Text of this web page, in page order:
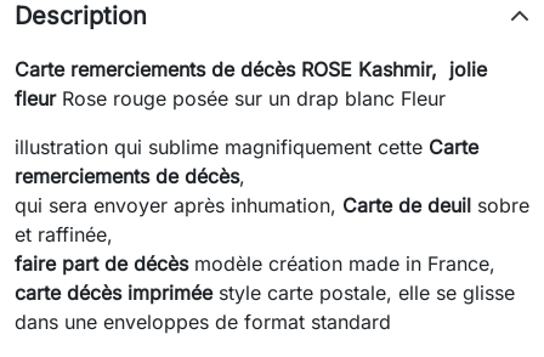
Description
Carte remerciements de décès ROSE Kashmir, jolie
fleur Rose rouge posée sur un drap blanc Fleur
illustration qui sublime magnifiquement cette Carte
remerciements de décès,
qui sera envoyer après inhumation, Carte de deuil sobre
et raffinée,
faire part de décèsmodèle création made in France,
carte décès impriméestyle carte postale, elle se glisse
dans une enveloppes de format standard